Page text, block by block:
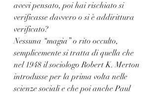
avevi pensato, poi hai rischiato si
verificasse davvero o si è addirittura
verificato?
Nessuna “magia” o rito occulto,
semplicemente si tratta di quella che
nel 1948 il sociologo Robert K. Merton
introdusse per la prima volta nelle
scienze sociali e che poi anche Paul